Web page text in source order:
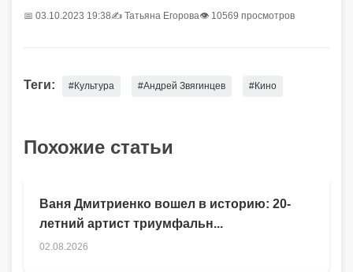
📅 03.10.2023 19:38✍️ Татьяна Егорова👁 10569 просмотров
Теги: #Культура #Андрей Звягинцев #Кино
Похожие статьи
Ваня Дмитриенко вошел в историю: 20-
летний артист триумфальн...
02.08.2026